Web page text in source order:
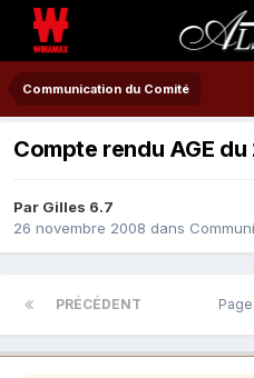
Communication du Comité
Compte rendu AGE du
Par Gilles 6.7
26 novembre 2008 dans
PRÉCÉDENT Page